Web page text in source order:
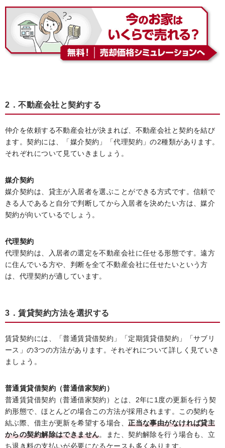
2．不動産会社と契約する
仲介を依頼する不動産会社が決まれば、不動産会社と契約を結び
ます。契約には、「媒介契約」「代理契約」の2種類があります。
それぞれについて見ていきましょう。
媒介契約
媒介契約は、貸主が入居者を選ぶことができる方式です。信頼で
きる人であると自分で判断してから入居者を決めたい方は、媒介
契約が向いているでしょう。
代理契約
代理契約は、入居者の選定を不動産会社に任せる形態です。遠方
に住んでいる方や、判断を全て不動産会社に任せたいという方
は、代理契約が適しています。
3．賃貸契約方法を選択する
賃貸契約には、「普通賃貸借契約」「定期賃貸借契約」「サブリ
ース」の3つの方法があります。それぞれについて詳しく見ていき
ましょう。
普通賃貸借契約（普通借家契約）
普通賃貸借契約（普通借家契約）とは、2年に1度の更新を行う契
約形態で、ほとんどの場合この方法が採用されます。この契約を
結ぶ際、借主が更新を希望する場合、正当な事由がなければ貸主
からの契約解除はできません。また、契約解除を行う場合も、立
ち退き料の支払いが必要になるケースも多くあります。